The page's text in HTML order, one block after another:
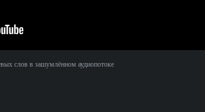
слов в зашумлённом аудиопотоке